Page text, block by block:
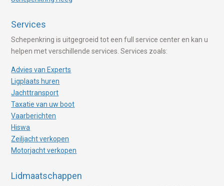
Services
Schepenkring is uitgegroeid tot een full service center en kan u
helpen met verschillende services. Services zoals:
Advies van Experts
Ligplaats huren
Jachttransport
Taxatie van uw boot
Vaarberichten
Hiswa
Zeiljacht verkopen
Motorjacht verkopen
Lidmaatschappen